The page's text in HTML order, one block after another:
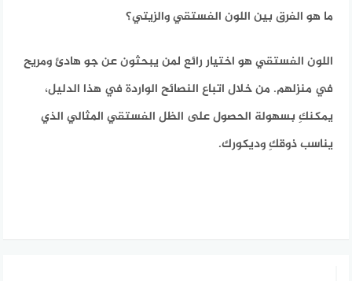
ما هو الفرق بين اللون الفستقي والزيتي؟
اللون الفستقي هو اختيار رائع لمن يبحثون عن جو هادئ ومريح
في منزلهم. من خلال اتباع النصائح الواردة في هذا الدليل،
يمكنكِ بسهولة الحصول على الظل الفستقي المثالي الذي
يناسب ذوقكِ وديكورك.